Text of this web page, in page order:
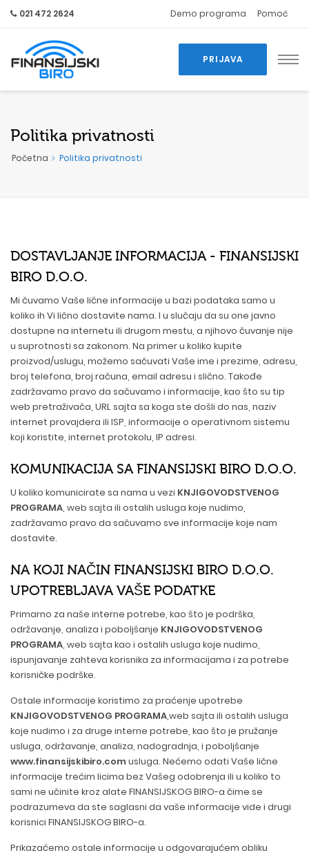
021 472 2624 Demo programa Pomoć
PRIJAVA
Politika privatnosti
Početna Politika privatnosti
DOSTAVLJANJE INFORMACIJA - FINANSIJSKI
BIRO D.O.O.
Mi čuvamo Vaše lične informacije u bazi podataka samo u
koliko ih Vi lično dostavite nama. I u slučaju da su one javno
dostupne na internetu ili drugom mestu, a njihovo čuvanje nije
u suprotnosti sa zakonom. Na primer u koliko kupite
proizvod/uslugu, možemo sačuvati Vaše ime i prezime, adresu,
broj telefona, broj računa, email adresu i slično. Takođe
zadržavamo pravo da sačuvamo i informacije, kao što su tip
web pretraživača, URL sajta sa koga ste došli do nas, naziv
internet provajdera ili ISP, informacije o operativnom sistemu
koji koristite, internet protokolu, IP adresi.
KOMUNIKACIJA SA FINANSIJSKI BIRO D.O.O.
U koliko komunicirate sa nama u vezi KNJIGOVODSTVENOG
PROGRAMA, web sajta ili ostalih usluga koje nudimo,
zadržavamo pravo da sačuvamo sve informacije koje nam
dostavite.
NA KOJI NAČIN FINANSIJSKI BIRO D.O.O.
UPOTREBLJAVA VAŠE PODATKE
Primarno za naše interne potrebe, kao što je podrška,
održavanje, analiza i poboljšanje KNJIGOVODSTVENOG
PROGRAMA, web sajta kao i ostalih usluga koje nudimo,
ispunjavanje zahteva korisnika za informacijama i za potrebe
korisničke podrške.
Ostale informacije koristimo za praćenje upotrebe
KNJIGOVODSTVENOG PROGRAMA,web sajta ili ostalih usluga
koje nudimo i za druge interne potrebe, kao što je pružanje
usluga, održavanje, analiza, nadogradnja, i poboljšanje
www.finansijskibiro.comusluga. Nećemo odati Vaše lične
informacije trećim licima bez Vašeg odobrenja ili u koliko to
sami ne učinite kroz alate FINANSIJSKOG BIRO-a čime se
podrazumeva da ste saglasni da vaše informacije vide i drugi
korisnici FINANSIJSKOG BIRO-a.
Prikazaćemo ostale informacije u odgovarajućem obliku